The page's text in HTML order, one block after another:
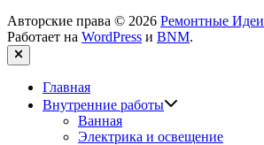
Авторские права © 2026 Ремонтные Идеи
Работает на WordPress и BNM.
Закрыть
Главная
Внутренние работы
Ванная
Электрика и освещение